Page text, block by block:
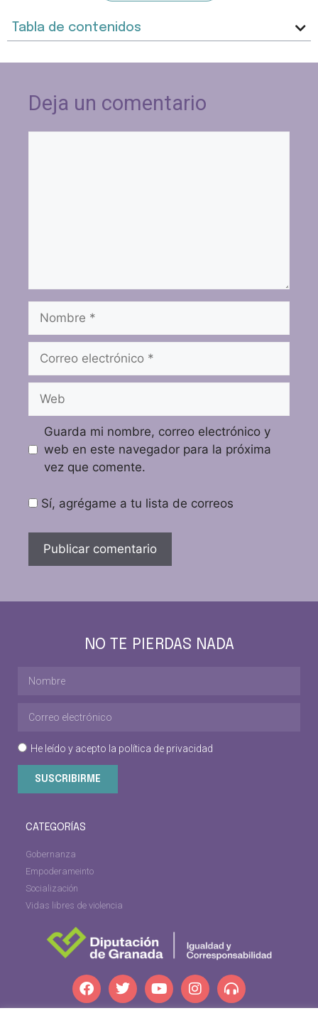
Tabla de contenidos
Deja un comentario
Guarda mi nombre, correo electrónico y
web en este navegador para la próxima
vez que comente.
Sí, agrégame a tu lista de correos
CATEGORÍAS
Gobernanza
Empoderameinto
Socialización
Vidas libres de violencia
NO TE PIERDAS NADA
He leído y acepto la política de privacidad
SUSCRIBIRME